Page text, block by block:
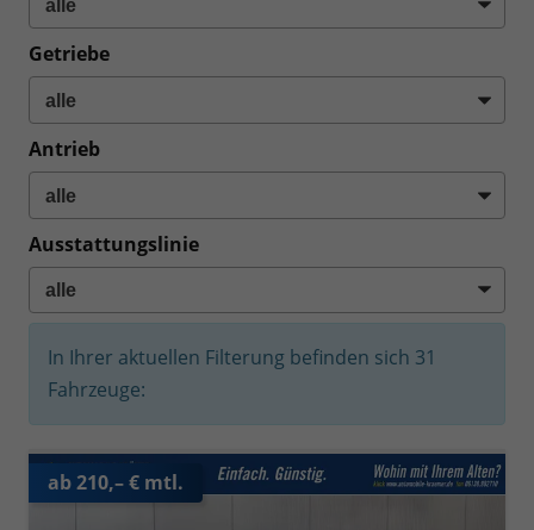
Getriebe
Antrieb
Ausstattungslinie
In Ihrer aktuellen Filterung befinden sich 31
Fahrzeuge:
ab 210,– € mtl.